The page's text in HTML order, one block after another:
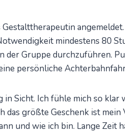
mindestens 80
Gruppe durchzuführen.
persönliche
Sicht. Ich fühle mich so klar
größte Geschenk ist mein
und wie ich bin. Lange Zeit